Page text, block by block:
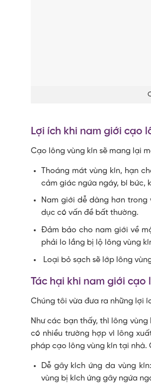
Lợi ích khi nam giới cạo
Cạo lông vùng kín sẽ mang lại
Thoáng mát vùng kín, hạn
cảm giác ngứa ngáy, bí bức,
Nam giới dễ dàng hơn trong
dục có vấn đề bất thường.
Đảm bảo cho nam giới về
phải lo lắng bị lộ lông vùng
Loại bỏ sạch sẽ lớp lông
Tác hại khi nam giới cạo
Chúng tôi vừa đưa ra những lợi
Như các bạn thấy, thì lông
có nhiều trường hợp vì lông
pháp cạo lông vùng kín tại nhà.
Dễ gây kích ứng da vùng
vùng bị kích ứng gây ngứa